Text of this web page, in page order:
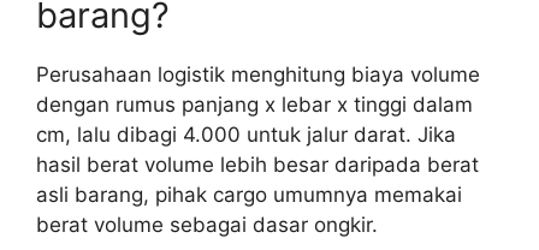
barang?
Perusahaan logistik menghitung biaya volume
dengan rumus panjang x lebar x tinggi dalam
cm, lalu dibagi 4.000 untuk jalur darat. Jika
hasil berat volume lebih besar daripada berat
asli barang, pihak cargo umumnya memakai
berat volume sebagai dasar ongkir.